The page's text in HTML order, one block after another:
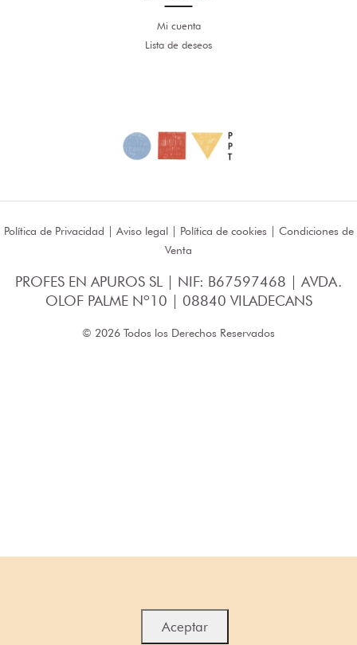
Mi cuenta
Lista de deseos
Política de Privacidad | Aviso legal| Política de cookies | Condiciones de
Venta
PROFES EN APUROS SL | NIF: B67597468 | AVDA.
OLOF PALME Nº10 | 08840 VILADECANS
© 2026 Todos los Derechos Reservados
Aceptar